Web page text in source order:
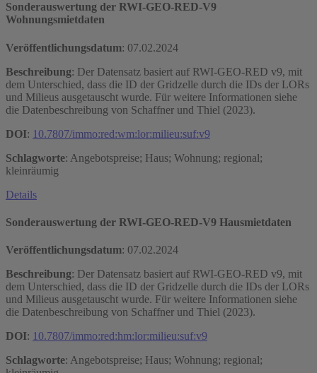
Sonderauswertung der RWI-GEO-RED-V9
Wohnungsmietdaten
Veröffentlichungsdatum: 07.02.2024
Beschreibung: Der Datensatz basiert auf RWI-GEO-RED v9, mit
dem Unterschied, dass die ID der Gridzelle durch die IDs der LORs
und Milieus ausgetauscht wurde. Für weitere Informationen siehe
die Datenbeschreibung von Schaffner und Thiel (2023).
DOI: 10.7807/immo:red:wm:lor:milieu:suf:v9
Schlagworte: Angebotspreise; Haus; Wohnung; regional;
kleinräumig
Details
Sonderauswertung der RWI-GEO-RED-V9 Hausmietdaten
Veröffentlichungsdatum: 07.02.2024
Beschreibung: Der Datensatz basiert auf RWI-GEO-RED v9, mit
dem Unterschied, dass die ID der Gridzelle durch die IDs der LORs
und Milieus ausgetauscht wurde. Für weitere Informationen siehe
die Datenbeschreibung von Schaffner und Thiel (2023).
DOI: 10.7807/immo:red:hm:lor:milieu:suf:v9
Schlagworte: Angebotspreise; Haus; Wohnung; regional;